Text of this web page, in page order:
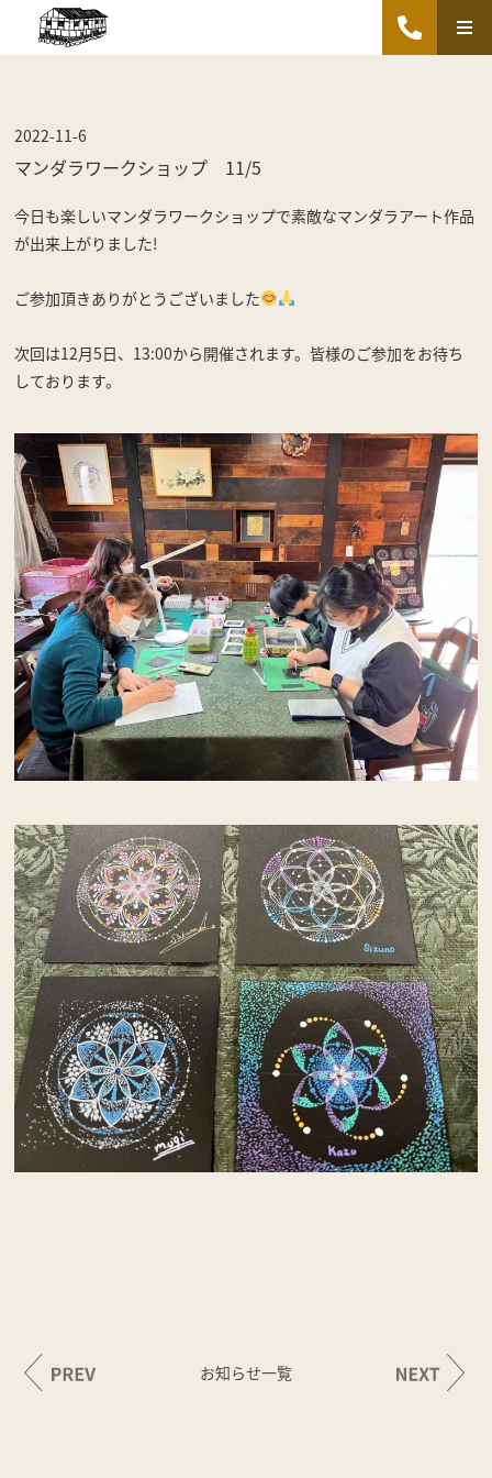
2022-11-6
マンダラワークショップ 11/5
今日も楽しいマンダラワークショップで素敵なマンダラアート作品
が出来上がりました!
ご参加頂きありがとうございました
次回は12月5日、13:00から開催されます。皆様のご参加をお待ち
しております。
お知らせ一覧